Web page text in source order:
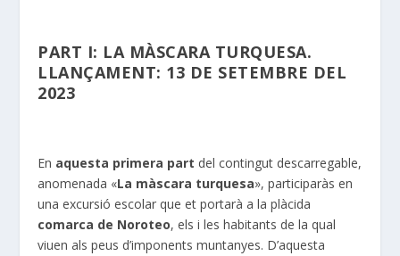
PART I: LA MÀSCARA TURQUESA.
LLANÇAMENT: 13 DE SETEMBRE DEL
2023
En aquesta primera part del contingut descarregable,
anomenada «La màscara turquesa», participaràs en
una excursió escolar que et portarà a la plàcida
comarca de Noroteo, els i les habitants de la qual
viuen als peus d’imponents muntanyes. D’aquesta